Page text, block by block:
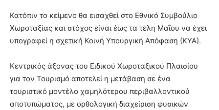
Κατόπιν το κείμενο θα εισαχθεί στο Εθνικό Συμβούλιο
Χωροταξίας και στόχος είναι έως τα τέλη Μαΐου να έχει
υπογραφεί η σχετική Κοινή Υπουργική Απόφαση (ΚΥΑ).
Κεντρικός άξονας του Ειδικού Χωροταξικού Πλαισίου
για τον Τουρισμό αποτελεί η μετάβαση σε ένα
τουριστικό μοντέλο χαμηλότερου περιβαλλοντικού
αποτυπώματος, με ορθολογική διαχείριση φυσικών